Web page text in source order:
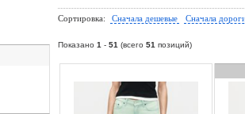
Сортировка: Сначала дешевые Сначала
Показано 1 - 51 (всего 51 позиций)